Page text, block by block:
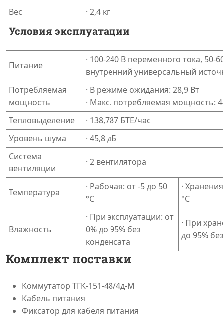
Вес · 2,4 кг
Условия эксплуатации
Питание
· 100-240 В переменного тока, 50-
внутренний универсальный
Потребляемая
мощность
· В режиме ожидания: 28,9 Вт
· Макс. потребляемая мощность:
Тепловыделение
· 138,787 БТЕ/час
Уровень шума
· 45,8 дБ
Система
вентиляции
· 2 вентилятора
Температура
· Рабочая: от -5 до 50
°C
·
°C
Влажность
· При эксплуатации: от
0% до 95% без
конденсата
· При
до 95%
Комплект поставки
Коммутатор ТГК-151-48/4д-М
Кабель питания
Фиксатор для кабеля питания